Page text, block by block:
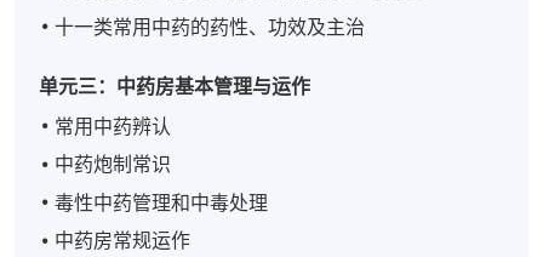
十一类常用中药的药性、功效及主治
单元三：中药房基本管理与运作
常用中药辨认
中药炮制常识
毒性中药管理和中毒处理
中药房常规运作